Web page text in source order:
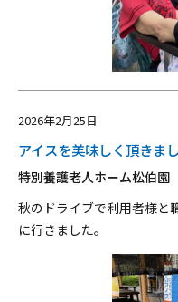
2026年2月25日
アイスを美味しく頂きま
特別養護老人ホーム松伯園
秋のドライブで利用者様と
に行きました。